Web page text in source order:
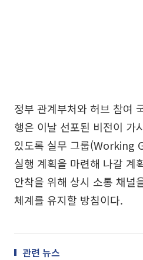
정부 관계부처와 허브 참여
행은 이날 선포된 비전이 가
있도록 실무 그룹(Working
실행 계획을 마련해 나갈 계
안착을 위해 상시 소통 채널
체계를 유지할 방침이다.
관련 뉴스